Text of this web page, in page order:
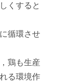
くすると
循環させ
鶏も生産
る環境作